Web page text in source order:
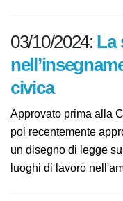
Dichiarazione sulle
03/10/2024:
civica
Approvato prima alla